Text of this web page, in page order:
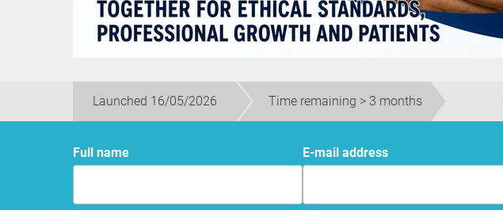
Launched 16/05/2026 Time remaining > 3 months
Full name E-mail address